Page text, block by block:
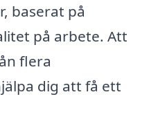
baserat på
på arbete. Att
flera
dig att få ett